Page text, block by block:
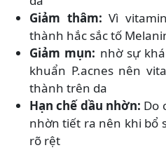
Giảm thâm: Vì
thành hắc sắc tố
Giảm mụn: nhờ sự
khuẩn P.acnes nên
thành trên da
Hạn chế dầu nhờn: Do
nhờn tiết ra nên khi bổ
rõ rệt